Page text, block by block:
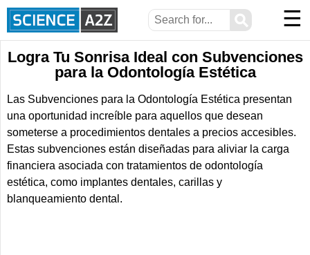
⚲ ☰
Logra Tu Sonrisa Ideal con Subvenciones
para la Odontología Estética
Las Subvenciones para la Odontología Estética presentan
una oportunidad increíble para aquellos que desean
someterse a procedimientos dentales a precios accesibles.
Estas subvenciones están diseñadas para aliviar la carga
financiera asociada con tratamientos de odontología
estética, como implantes dentales, carillas y
blanqueamiento dental.